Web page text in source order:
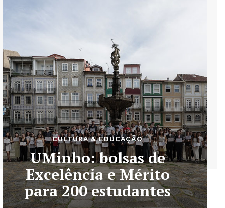
CULTURA & EDUCAÇÃO
UMinho: bolsas de
Excelência e Mérito
para 200 estudantes